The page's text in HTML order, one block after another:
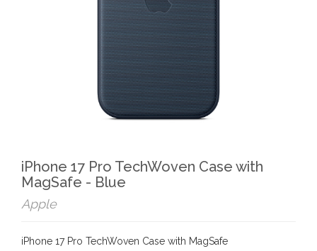
iPhone 17 Pro TechWoven Case with
MagSafe - Blue
Apple
iPhone 17 Pro TechWoven Case with MagSafe